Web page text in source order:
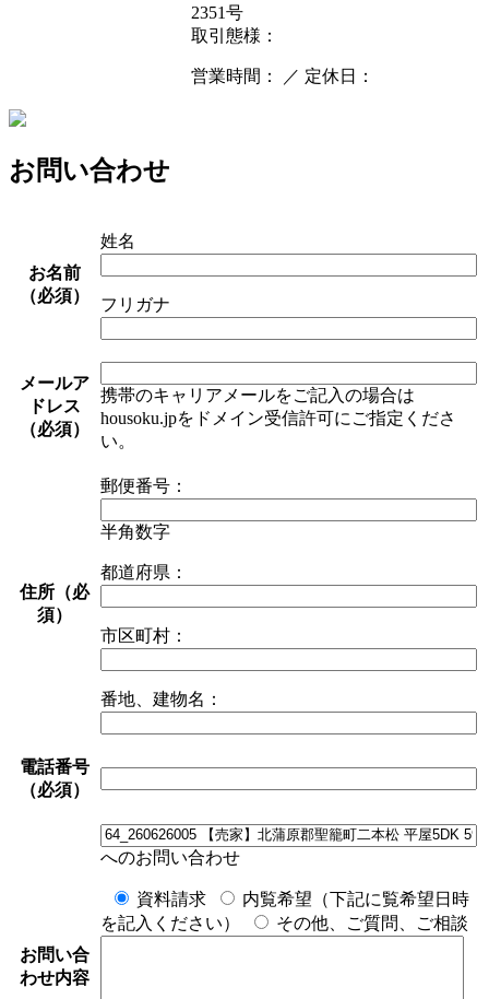
2351号
取引態様：
営業時間： ／ 定休日：
お問い合わせ
お名前
（必須）
姓名
フリガナ
メールア
ドレス
（必須）
携帯のキャリアメールをご記入の場合は
housoku.jpをドメイン受信許可にご指定くださ
い。
住所（必
須）
郵便番号：
半角数字
都道府県：
市区町村：
番地、建物名：
電話番号
（必須）
お問い合
わせ内容
へのお問い合わせ
資料請求
内覧希望（下記に覧希望日時
を記入ください）
その他、ご質問、ご相談